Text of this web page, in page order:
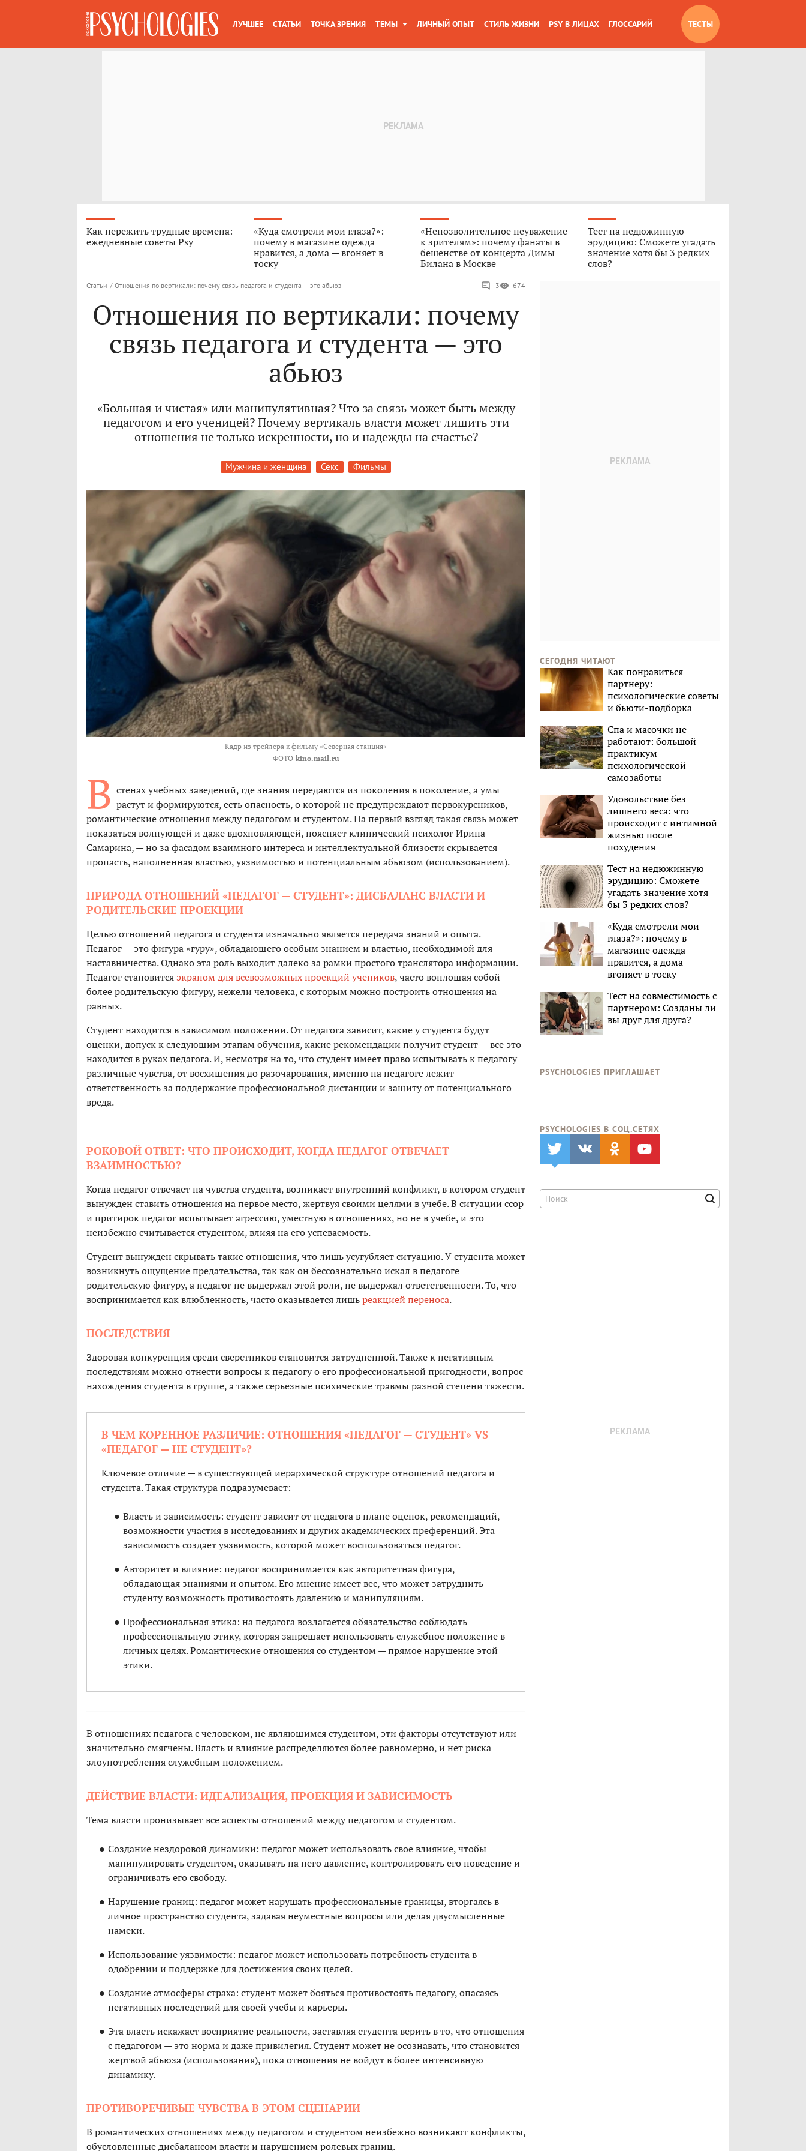
ЛУЧШЕЕ СТАТЬИ ТОЧКА ЗРЕНИЯ ТЕМЫ ЛИЧНЫЙ ОПЫТ СТИЛЬ ЖИЗНИ PSY В ЛИЦАХ ГЛОССАРИЙ ТЕСТЫ
Как пережить трудные времена:
ежедневные советы Psy
«Куда смотрели мои глаза?»:
почему в магазине одежда
нравится, а дома — вгоняет в
тоску
«Непозволительное неуважение
к зрителям»: почему фанаты в
бешенстве от концерта Димы
Билана в Москве
Тест на недюжинную
эрудицию: Сможете угадать
значение хотя бы 3 редких
слов?
Статьи / Отношения по вертикали: почему связь педагога и студента — это абьюз 3 674
Отношения по вертикали: почему
связь педагога и студента — это
абьюз
«Большая и чистая» или манипулятивная? Что за связь может быть между
педагогом и его ученицей? Почему вертикаль власти может лишить эти
отношения не только искренности, но и надежды на счастье?
Мужчина и женщина Секс Фильмы
Кадр из трейлера к фильму «Северная станция»
ФОТО kino.mail.ru
В стенах учебных заведений, где знания передаются из поколения в поколение, а умы
растут и формируются, есть опасность, о которой не предупреждают первокурсников, —
романтические отношения между педагогом и студентом. На первый взгляд такая связь может
показаться волнующей и даже вдохновляющей, поясняет клинический психолог Ирина
Самарина, — но за фасадом взаимного интереса и интеллектуальной близости скрывается
пропасть, наполненная властью, уязвимостью и потенциальным абьюзом (использованием).
ПРИРОДА ОТНОШЕНИЙ «ПЕДАГОГ — СТУДЕНТ»: ДИСБАЛАНС ВЛАСТИ И
РОДИТЕЛЬСКИЕ ПРОЕКЦИИ
Целью отношений педагога и студента изначально является передача знаний и опыта.
Педагог — это фигура «гуру», обладающего особым знанием и властью, необходимой для
наставничества. Однако эта роль выходит далеко за рамки простого транслятора информации.
Педагог становитсяэкраном для всевозможных проекций учеников, часто воплощая собой
более родительскую фигуру, нежели человека, с которым можно построить отношения на
равных.
Студент находится в зависимом положении. От педагога зависит, какие у студента будут
оценки, допуск к следующим этапам обучения, какие рекомендации получит студент — все это
находится в руках педагога. И, несмотря на то, что студент имеет право испытывать к педагогу
различные чувства, от восхищения до разочарования, именно на педагоге лежит
ответственность за поддержание профессиональной дистанции и защиту от потенциального
вреда.
РОКОВОЙ ОТВЕТ: ЧТО ПРОИСХОДИТ, КОГДА ПЕДАГОГ ОТВЕЧАЕТ
ВЗАИМНОСТЬЮ?
Когда педагог отвечает на чувства студента, возникает внутренний конфликт, в котором студент
вынужден ставить отношения на первое место, жертвуя своими целями в учебе. В ситуации ссор
и притирок педагог испытывает агрессию, уместную в отношениях, но не в учебе, и это
неизбежно считывается студентом, влияя на его успеваемость.
Студент вынужден скрывать такие отношения, что лишь усугубляет ситуацию. У студента может
возникнуть ощущение предательства, так как он бессознательно искал в педагоге
родительскую фигуру, а педагог не выдержал этой роли, не выдержал ответственности. То, что
воспринимается как влюбленность, часто оказывается лишьреакцией переноса.
ПОСЛЕДСТВИЯ
Здоровая конкуренция среди сверстников становится затрудненной. Также к негативным
последствиям можно отнести вопросы к педагогу о его профессиональной пригодности, вопрос
нахождения студента в группе, а также серьезные психические травмы разной степени тяжести.
В ЧЕМ КОРЕННОЕ РАЗЛИЧИЕ: ОТНОШЕНИЯ «ПЕДАГОГ — СТУДЕНТ» VS
«ПЕДАГОГ — НЕ СТУДЕНТ»?
Ключевое отличие — в существующей иерархической структуре отношений педагога и
студента. Такая структура подразумевает:
Власть и зависимость: студент зависит от педагога в плане оценок, рекомендаций,
возможности участия в исследованиях и других академических преференций. Эта
зависимость создает уязвимость, которой может воспользоваться педагог.
Авторитет и влияние: педагог воспринимается как авторитетная фигура,
обладающая знаниями и опытом. Его мнение имеет вес, что может затруднить
студенту возможность противостоять давлению и манипуляциям.
Профессиональная этика: на педагога возлагается обязательство соблюдать
профессиональную этику, которая запрещает использовать служебное положение в
личных целях. Романтические отношения со студентом — прямое нарушение этой
этики.
В отношениях педагога с человеком, не являющимся студентом, эти факторы отсутствуют или
значительно смягчены. Власть и влияние распределяются более равномерно, и нет риска
злоупотребления служебным положением.
ДЕЙСТВИЕ ВЛАСТИ: ИДЕАЛИЗАЦИЯ, ПРОЕКЦИЯ И ЗАВИСИМОСТЬ
Тема власти пронизывает все аспекты отношений между педагогом и студентом.
Создание нездоровой динамики: педагог может использовать свое влияние, чтобы
манипулировать студентом, оказывать на него давление, контролировать его поведение и
ограничивать его свободу.
Нарушение границ: педагог может нарушать профессиональные границы, вторгаясь в
личное пространство студента, задавая неуместные вопросы или делая двусмысленные
намеки.
Использование уязвимости: педагог может использовать потребность студента в
одобрении и поддержке для достижения своих целей.
Создание атмосферы страха: студент может бояться противостоять педагогу, опасаясь
негативных последствий для своей учебы и карьеры.
Эта власть искажает восприятие реальности, заставляя студента верить в то, что отношения
с педагогом — это норма и даже привилегия. Студент может не осознавать, что становится
жертвой абьюза (использования), пока отношения не войдут в более интенсивную
динамику.
ПРОТИВОРЕЧИВЫЕ ЧУВСТВА В ЭТОМ СЦЕНАРИИ
В романтических отношениях между педагогом и студентом неизбежно возникают конфликты,
обусловленные дисбалансом власти и нарушением ролевых границ.
СЕГОДНЯ ЧИТАЮТ
Как понравиться
партнеру:
психологические советы
и бьюти-подборка
Спа и масочки не
работают: большой
практикум
психологической
самозаботы
Удовольствие без
лишнего веса: что
происходит с интимной
жизнью после
похудения
Тест на недюжинную
эрудицию: Сможете
угадать значение хотя
бы 3 редких слов?
«Куда смотрели мои
глаза?»: почему в
магазине одежда
нравится, а дома —
вгоняет в тоску
Тест на совместимость с
партнером: Созданы ли
вы друг для друга?
PSYCHOLOGIES ПРИГЛАШАЕТ
PSYCHOLOGIES В CОЦ.СЕТЯХ